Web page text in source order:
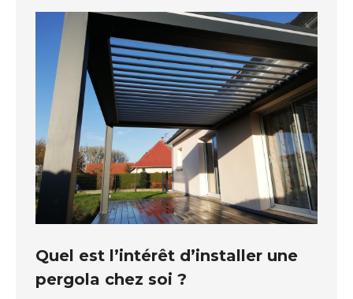
Quel est l’intérêt d’installer une
pergola chez soi ?